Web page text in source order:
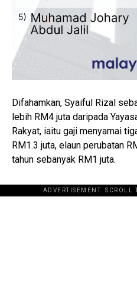
Difahamkan, Syaiful Rizal
lebih RM4 juta daripada
Rakyat, iaitu gaji menyamai
RM1.3 juta, elaun perubatan
tahun sebanyak RM1 juta.
ADVERTISEMENT. SCROLL